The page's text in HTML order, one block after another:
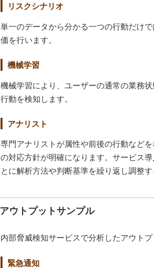
リスクシナリオ
単一のデータから分かる一つの行動だけ
価を行います。
機械学習
機械学習により、ユーザーの通常の業務
行動を検知します。
アナリスト
専門アナリストが属性や前後の行動など
の対応方針が明確になります。サービス
とに解析方法や判断基準を繰り返し調整
アウトプットサンプル
内部脅威検知サービスで分析したアウト
緊急通知